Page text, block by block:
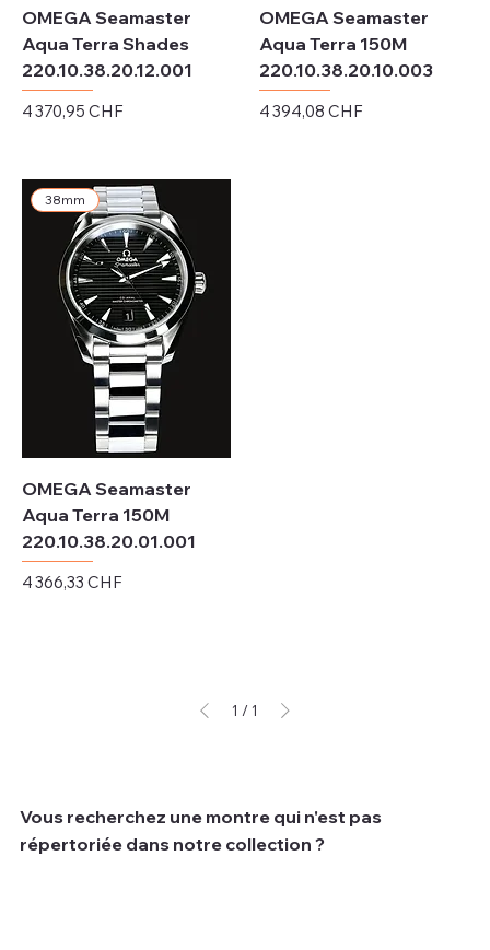
Vous recherchez une montre qui n'est pas
répertoriée dans notre collection ?
OMEGA Seamaster
Aqua Terra Shades
220.10.38.20.12.001
Prix
4 370,95 CHF
OMEGA Seamaster
Aqua Terra 150M
220.10.38.20.10.003
Prix
4 394,08 CHF
38mm
OMEGA Seamaster
Aqua Terra 150M
220.10.38.20.01.001
Prix
4 366,33 CHF
1 / 1